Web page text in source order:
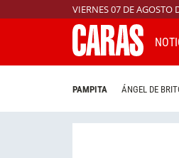
VIERNES 07 DE AGOSTO
PAMPITA ÁNGEL DE